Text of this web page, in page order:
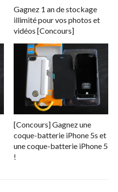
Gagnez 1 an de stockage
illimité pour vos photos et
vidéos [Concours]
[Concours] Gagnez une
coque-batterie iPhone 5s et
une coque-batterie iPhone 5
!